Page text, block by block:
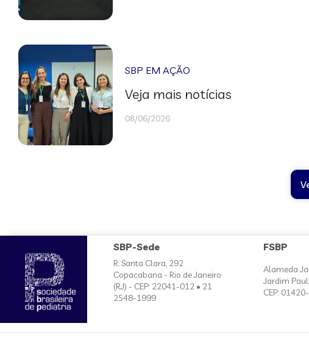
SBP EM AÇÃO
Veja mais notícias
08/06/2026
SBP-Sede
R. Santa Clara, 292
Copacabana - Rio de Janeiro
(RJ) - CEP: 22041-012 • 21
2548-1999
FSBP
Alameda
Jardim
CEP: